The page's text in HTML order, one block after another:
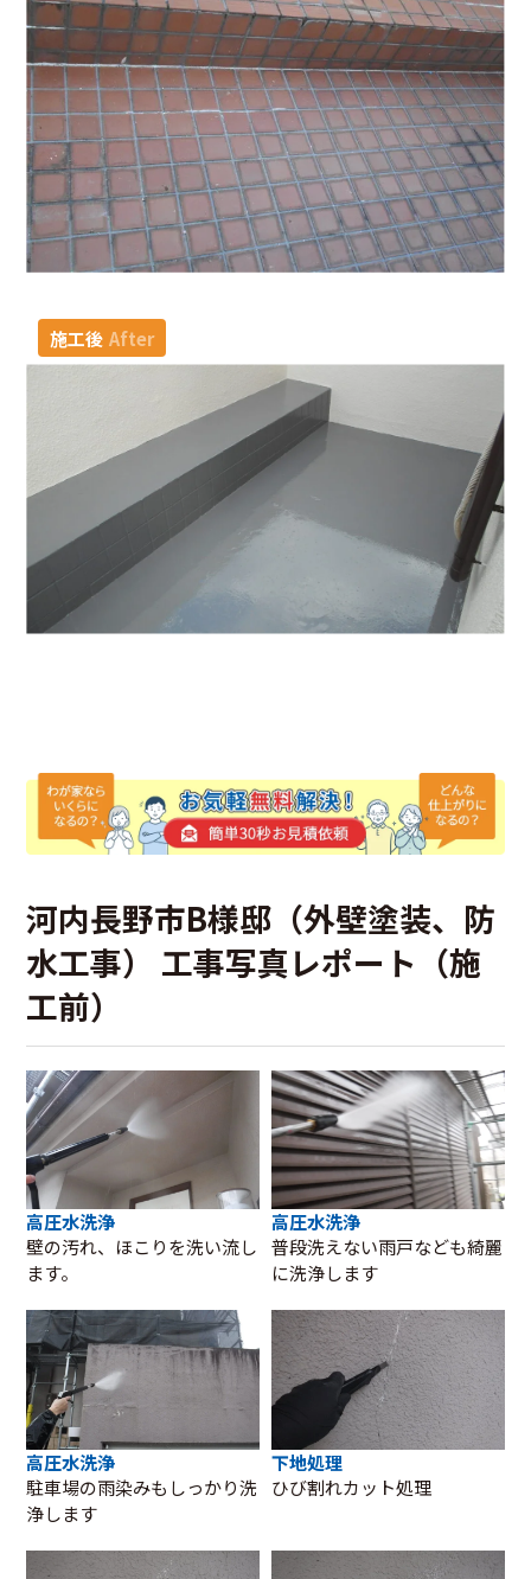
施工後 After
河内長野市B様邸（外壁塗装、防
水工事） 工事写真レポート（施
工前）
高圧水洗浄
壁の汚れ、ほこりを洗い流し
ます。
高圧水洗浄
普段洗えない雨戸なども綺麗
に洗浄します
高圧水洗浄
駐車場の雨染みもしっかり洗
浄します
下地処理
ひび割れカット処理